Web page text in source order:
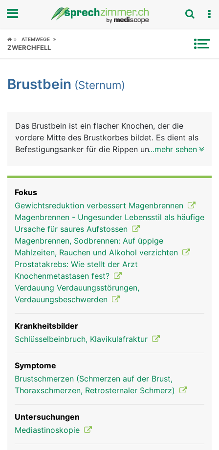
Fokus
Symptome
News
Rubriken
ATEMWEGE
ZWERCHFELL
Brustbein (Sternum)
Das Brustbein ist ein flacher Knochen, der die
vordere Mitte des Brustkorbes bildet. Es dient als
Befestigungsanker für die Rippen und für
Brustbein Frau Brustbein Mann
...mehr sehen
Fokus
Gewichtsreduktion verbessert Magenbrennen
Magenbrennen - Ungesunder Lebensstil als häufige
Ursache für saures Aufstossen
Magenbrennen, Sodbrennen: Auf üppige
Mahlzeiten, Rauchen und Alkohol verzichten
Prostatakrebs: Wie stellt der Arzt
Knochenmetastasen fest?
Verdauung Verdauungsstörungen,
Verdauungsbeschwerden
Krankheitsbilder
Schlüsselbeinbruch, Klavikulafraktur
Symptome
Brustschmerzen (Schmerzen auf der Brust,
Thoraxschmerzen, Retrosternaler Schmerz)
Untersuchungen
Mediastinoskopie